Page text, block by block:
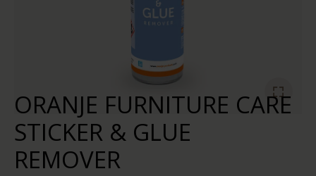
ORANJE FURNITURE CARE
STICKER & GLUE
REMOVER